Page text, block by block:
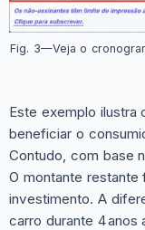
Fig. 3—Veja o
Este exemplo ilustra
beneficiar o
Contudo, com base
O montante
investimento. A
carro durante 4 anos